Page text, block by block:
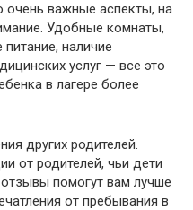
очень важные аспекты, на
Удобные комнаты,
наличие
услуг — все это
в лагере более
других родителей.
от родителей, чьи дети
помогут вам лучше
от пребывания в